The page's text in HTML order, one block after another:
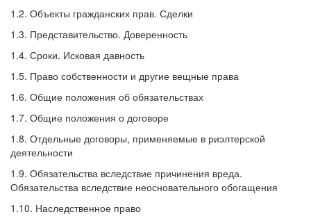
1.2. Объекты гражданских прав. Сделки
1.3. Представительство. Доверенность
1.4. Сроки. Исковая давность
1.5. Право собственности и другие вещные права
1.6. Общие положения об обязательствах
1.7. Общие положения о договоре
1.8. Отдельные договоры, применяемые в риэлтерской
деятельности
1.9. Обязательства вследствие причинения вреда.
Обязательства вследствие неосновательного обогащения
1.10. Наследственное право